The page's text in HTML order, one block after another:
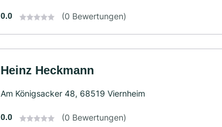
0.0 (0 Bewertungen)
Heinz Heckmann
Am Königsacker 48, 68519 Viernheim
0.0 (0 Bewertungen)